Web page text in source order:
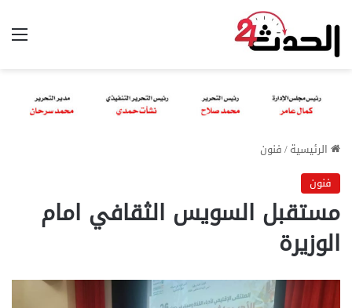
الرئيسية/فنون
فنون
مستقبل السويس الثقافي امام
الوزيرة